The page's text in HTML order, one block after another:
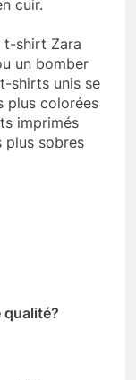
cuir.
t-shirt Zara
un bomber
shirts unis se
plus colorées
imprimés
plus sobres